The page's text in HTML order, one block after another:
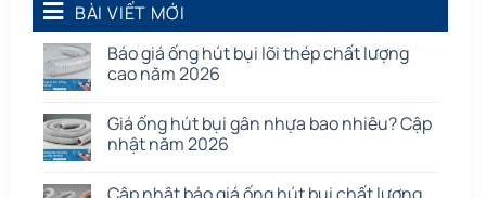
Quạt dân dụng
Tấm cao su
BÀI VIẾT MỚI
Báo giá ống hút bụi lõi thép chất lượng
cao năm 2026
Giá ống hút bụi gân nhựa bao nhiêu? Cập
nhật năm 2026